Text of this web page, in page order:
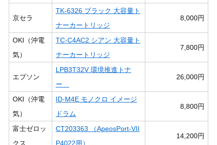
京セラ
TK-6326 ブラック 大容量ト
ナーカートリッジ
8,000円
OKI（沖電
気）
TC-C4AC2 シアン 大容量ト
ナーカートリッジ
7,800円
エプソン
LPB3T32V 環境推進トナ
ー
26,000円
OKI（沖電
気）
ID-M4E モノクロ イメージ
ドラム
8,800円
富士ゼロッ
クス
CT203363 （ApeosPort-VII
P4022用）
14,200円